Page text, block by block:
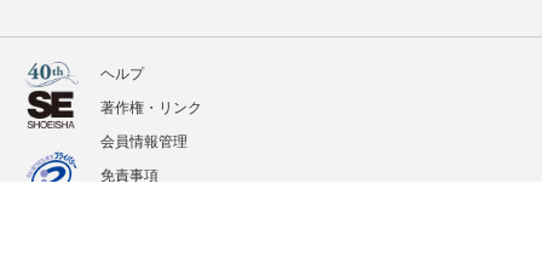
ヘルプ
著作権・リンク
会員情報管理
免責事項